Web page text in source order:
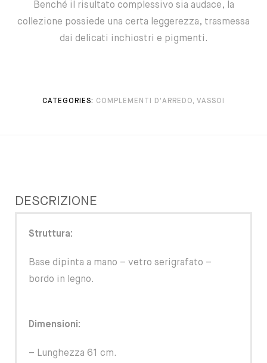
Benché il risultato complessivo sia audace, la
collezione possiede una certa leggerezza, trasmessa
dai delicati inchiostri e pigmenti.
CATEGORIES: COMPLEMENTI D'ARREDO, VASSOI
DESCRIZIONE
Struttura:
Base dipinta a mano – vetro serigrafato –
bordo in legno.
Dimensioni:
– Lunghezza 61 cm.